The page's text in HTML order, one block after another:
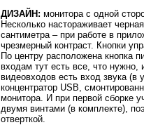
ДИЗАЙН: монитора с одной
Несколько настораживает
сантиметра – при работе в
чрезмерный контраст. Кнопки
По центру расположена кнопка
входам тут есть все, что
видеовходов есть вход звука
концентратор USB,
монитора. И при первой сборке
двумя винтами (в комплекте),
отверткой.